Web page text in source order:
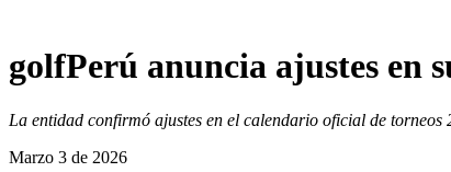
golfPerú anuncia ajustes en
La entidad confirmó ajustes en el calendario oficial de
Marzo 3 de 2026